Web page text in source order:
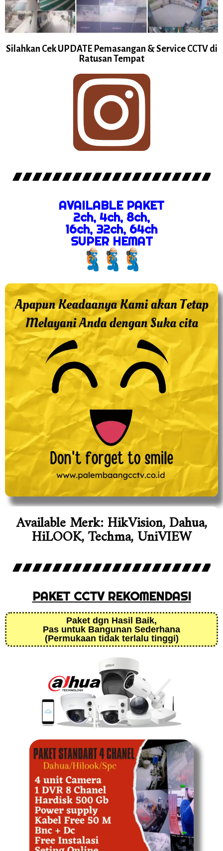
Silahkan Cek UPDATE Pemasangan & Service CCTV di
Ratusan Tempat
AVAILABLE PAKET
2ch, 4ch, 8ch,
16ch, 32ch, 64ch
SUPER HEMAT
Available Merk: HikVision, Dahua,
HiLOOK, Techma, UniVIEW
PAKET CCTV REKOMENDASI
Paket dgn Hasil Baik,
Pas untuk Bangunan Sederhana
(Permukaan tidak terlalu tinggi)